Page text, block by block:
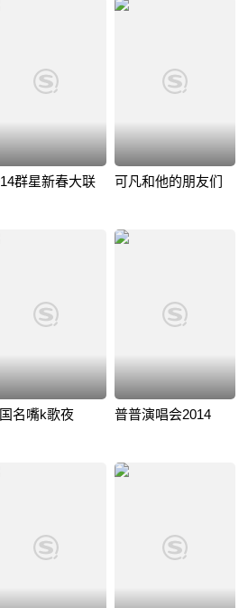
群星新春大联
可凡和他的朋友们
名嘴k歌夜 普普演唱会2014